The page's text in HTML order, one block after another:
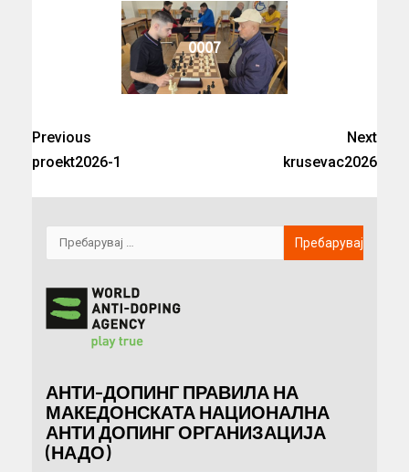
0007
Previous
proekt2026-1
Next
krusevac2026
АНТИ-ДОПИНГ ПРАВИЛА НА
МАКЕДОНСКАТА НАЦИОНАЛНА
АНТИ ДОПИНГ ОРГАНИЗАЦИЈА
(НАДО)